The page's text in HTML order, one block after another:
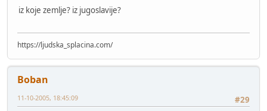
iz koje zemlje? iz jugoslavije?
https://ljudska_splacina.com/
Boban
#29
11-10-2005, 18:45:09